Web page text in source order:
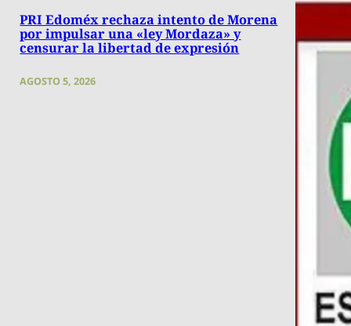
PRI Edoméx rechaza intento de Morena
por impulsar una «ley Mordaza» y
censurar la libertad de expresión
AGOSTO 5, 2026